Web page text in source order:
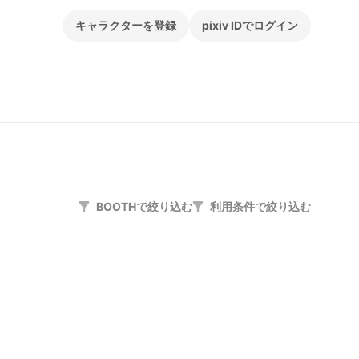
キャラクターを登録 pixiv IDでログイン
BOOTHで絞り込む 利用条件で絞り込む